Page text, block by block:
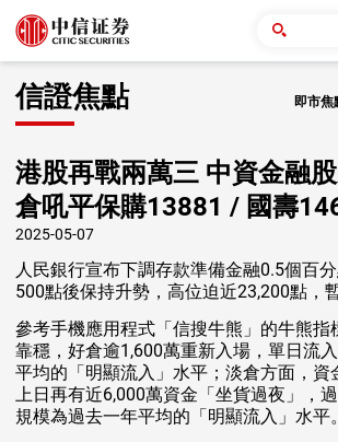
信證焦點 即市焦
港股再戰兩萬三 中資金融
倉吼平保購13881 / 國壽
2025-05-07
人民銀行宣布下調存款準備金融0.5個百
500點後保持升勢，高位迫近23,200點，
參考手機應用程式「信搜牛熊」的牛熊指
靠穩，好倉逾1,600萬重新入場，單日流
平均的「明顯流入」水平；淡倉方面，資
上日再有近6,000萬資金「坐貨過夜」，
規模為過去一年平均的「明顯流入」水平。